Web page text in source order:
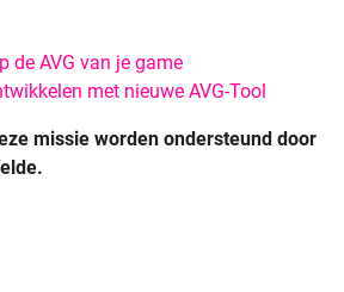
de AVG van je game
met nieuwe AVG-Tool
missie worden ondersteund door